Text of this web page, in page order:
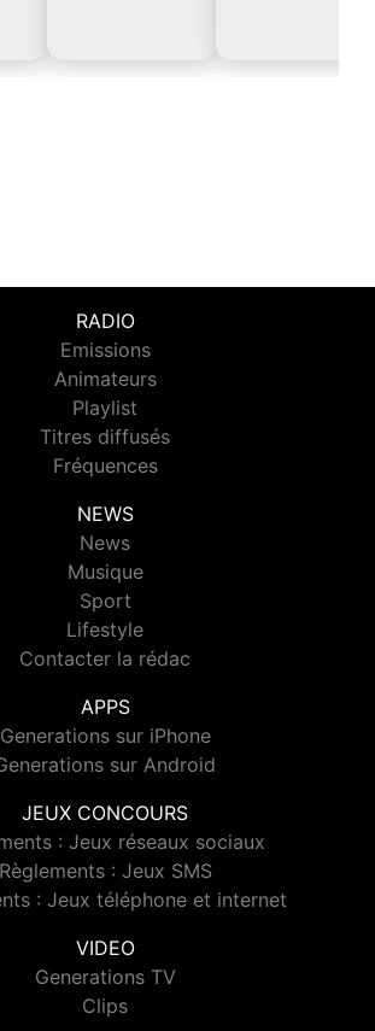
RADIO
Emissions
Animateurs
Playlist
Titres diffusés
Fréquences
NEWS
News
Musique
Sport
Lifestyle
Contacter la rédac
APPS
Generations sur iPhone
sur Android
JEUX CONCOURS
: Jeux réseaux sociaux
Règlements : Jeux SMS
: Jeux téléphone et internet
VIDEO
Generations TV
Clips